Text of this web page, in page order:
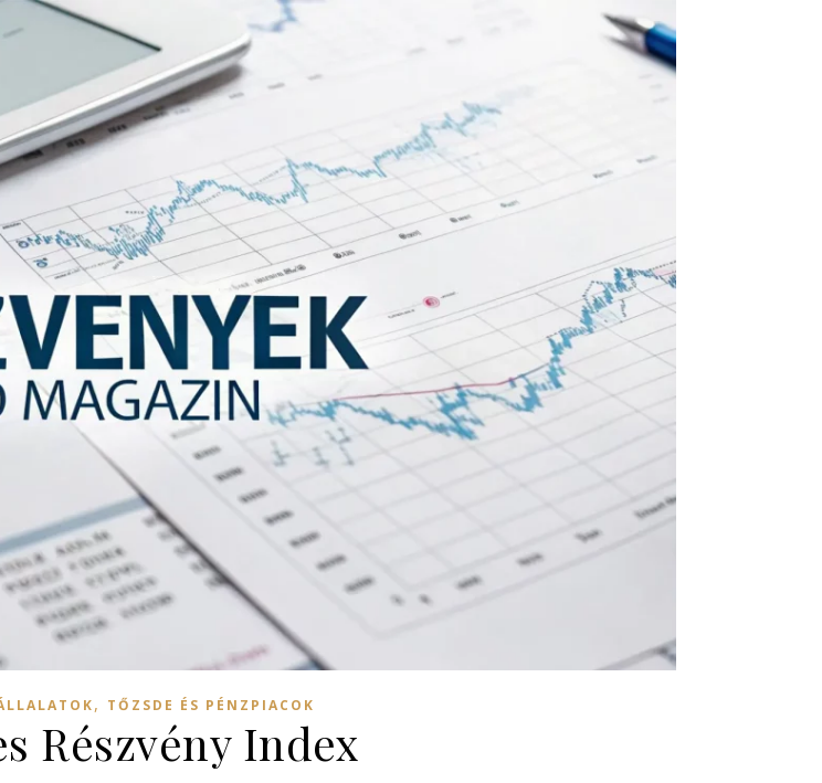
, TŐZSDE ÉS PÉNZPIACOK
Részvény Index